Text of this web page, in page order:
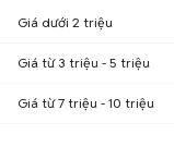
Giá dưới 2 triệu
Giá từ 3 triệu - 5 triệu
Giá từ 7 triệu - 10 triệu